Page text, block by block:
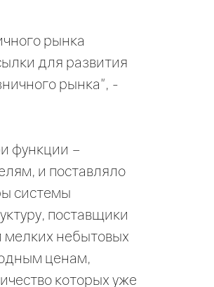
рынка
для развития
рынка", -
функции –
и поставляло
системы
поставщики
мелких небытовых
ценам,
которых уже